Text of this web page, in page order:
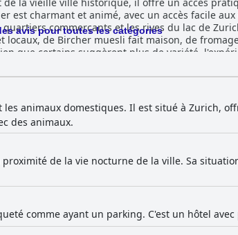
charmant et animé, avec un accès facile aux
et les rives du lac de Zurich. L'hôtel propose
de Bircher muesli fait maison, de
que certains suggèrent plus de variété,
par l'hôtel sont bien accueillies, de
le personnel de cuisine accommodant qui
malgré un menu quelque peu limité, et les
établissements suisses et italiens
leur design moderne, élégant et minimaliste,
et à des caractéristiques pratiques
commodités essentielles, offrant un séjour
L'hôtel s'adresse également aux familles
de l'hôtel garantissent un environnement
au service de ménage, le personnel est connu
ainsi une norme élevée en matière de
de parking dans la cour moyennant un
avis pour toutes les catégories
animaux domestiques. Il est situé à Zurich,
des animaux.
de la vie nocturne de la ville. Sa
comme ayant un parking. C'est un hôtel